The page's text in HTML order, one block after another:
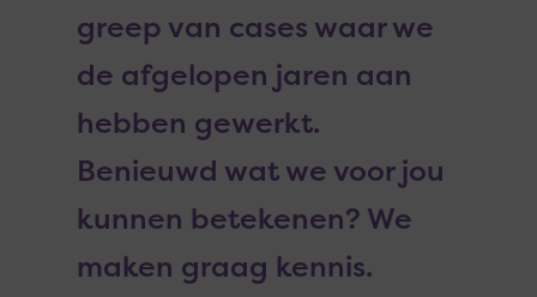
greep van cases waar we
de afgelopen jaren aan
hebben gewerkt.
Benieuwd wat we voor jou
kunnen betekenen? We
maken graag kennis.